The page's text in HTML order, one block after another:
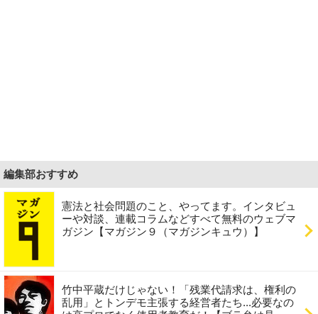
編集部おすすめ
憲法と社会問題のこと、やってます。インタビュ
ーや対談、連載コラムなどすべて無料のウェブマ
ガジン【マガジン９（マガジンキュウ）】
竹中平蔵だけじゃない！「残業代請求は、権利の
乱用」とトンデモ主張する経営者たち...必要なの